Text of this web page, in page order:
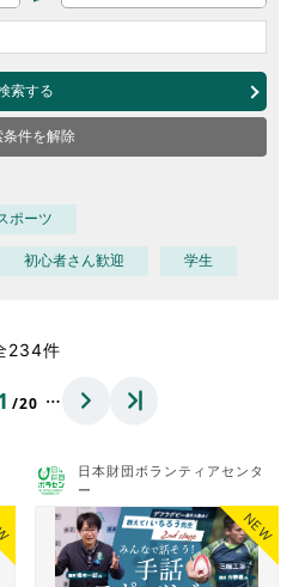
索する
条件を解除
ポーツ
初心者さん歓迎 学生
234件
/20 …
日本財団ボランティアセンタ
ー
NEW